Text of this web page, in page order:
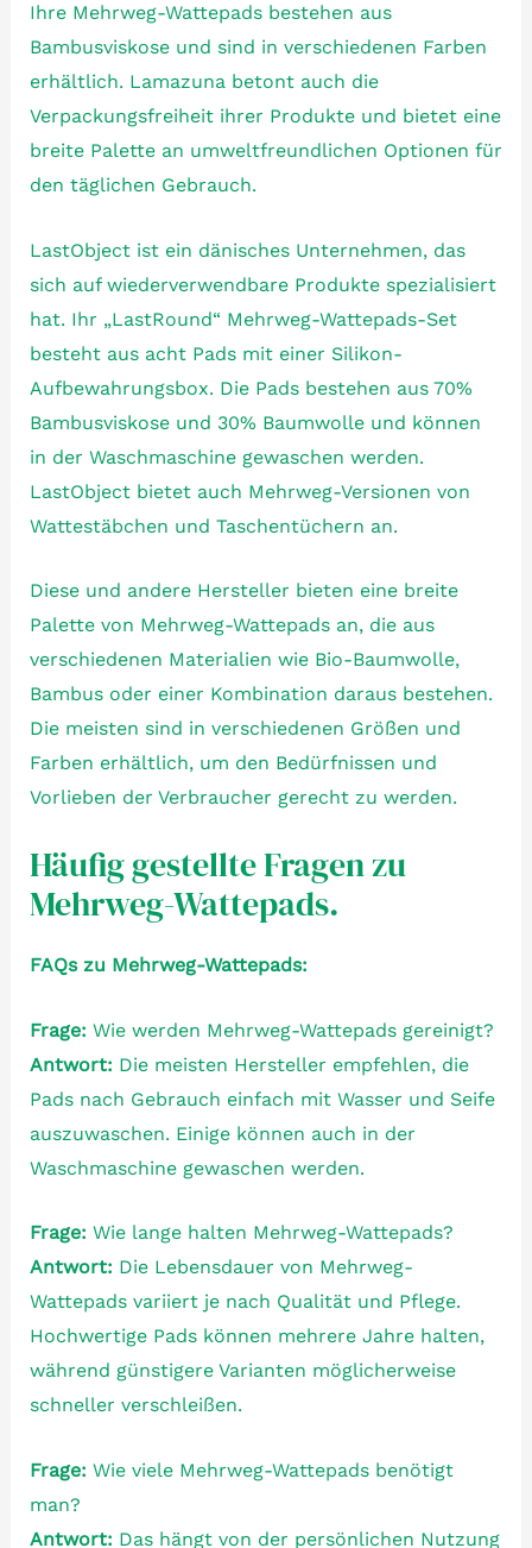
Ihre Mehrweg-Wattepads bestehen aus
Bambusviskose und sind in verschiedenen Farben
erhältlich. Lamazuna betont auch die
Verpackungsfreiheit ihrer Produkte und bietet eine
breite Palette an umweltfreundlichen Optionen für
den täglichen Gebrauch.
LastObject ist ein dänisches Unternehmen, das
sich auf wiederverwendbare Produkte spezialisiert
hat. Ihr „LastRound“ Mehrweg-Wattepads-Set
besteht aus acht Pads mit einer Silikon-
Aufbewahrungsbox. Die Pads bestehen aus 70%
Bambusviskose und 30% Baumwolle und können
in der Waschmaschine gewaschen werden.
LastObject bietet auch Mehrweg-Versionen von
Wattestäbchen und Taschentüchern an.
Diese und andere Hersteller bieten eine breite
Palette von Mehrweg-Wattepads an, die aus
verschiedenen Materialien wie Bio-Baumwolle,
Bambus oder einer Kombination daraus bestehen.
Die meisten sind in verschiedenen Größen und
Farben erhältlich, um den Bedürfnissen und
Vorlieben der Verbraucher gerecht zu werden.
Häufig gestellte Fragen zu
Mehrweg-Wattepads.
FAQs zu Mehrweg-Wattepads:
Frage: Wie werden Mehrweg-Wattepads gereinigt?
Antwort: Die meisten Hersteller empfehlen, die
Pads nach Gebrauch einfach mit Wasser und Seife
auszuwaschen. Einige können auch in der
Waschmaschine gewaschen werden.
Frage: Wie lange halten Mehrweg-Wattepads?
Antwort: Die Lebensdauer von Mehrweg-
Wattepads variiert je nach Qualität und Pflege.
Hochwertige Pads können mehrere Jahre halten,
während günstigere Varianten möglicherweise
schneller verschleißen.
Frage: Wie viele Mehrweg-Wattepads benötigt
man?
Antwort: Das hängt von der persönlichen Nutzung